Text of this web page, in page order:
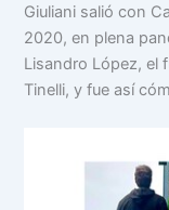
Giuliani salió con
2020, en plena
Lisandro López, el
Tinelli, y fue así